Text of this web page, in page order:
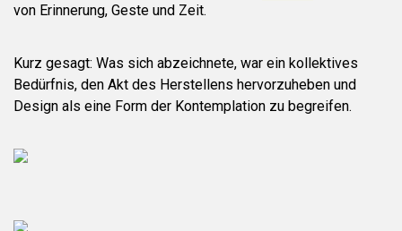
von Erinnerung, Geste und Zeit.
Kurz gesagt: Was sich abzeichnete, war ein kollektives
Bedürfnis, den Akt des Herstellens hervorzuheben und
Design als eine Form der Kontemplation zu begreifen.